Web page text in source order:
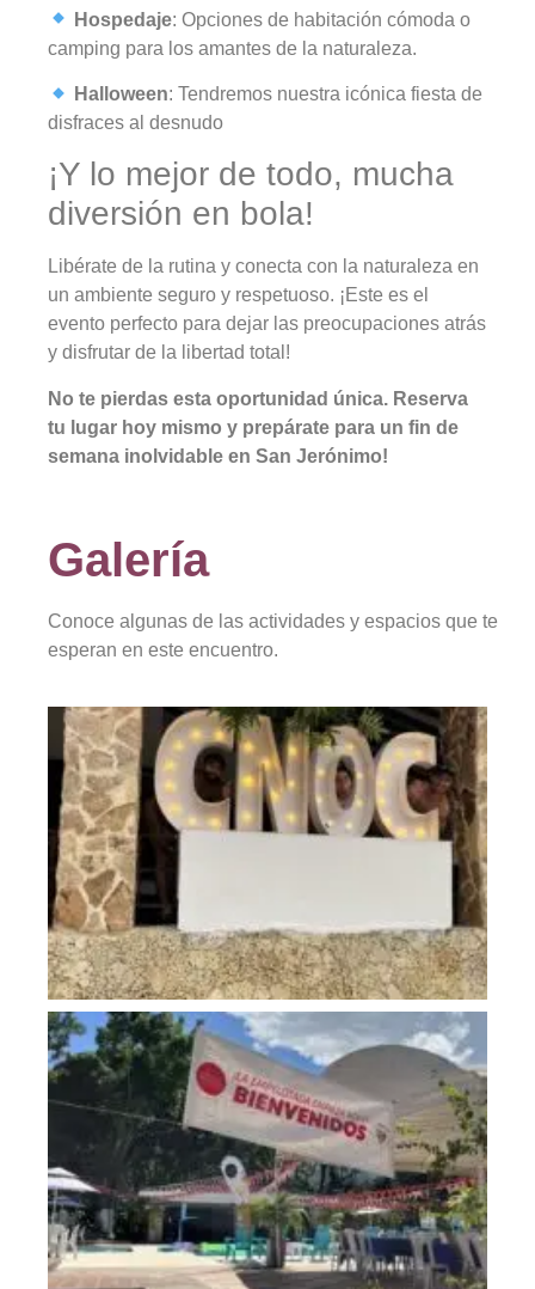
Hospedaje: Opciones de habitación cómoda o
camping para los amantes de la naturaleza.
Halloween: Tendremos nuestra icónica fiesta de
disfraces al desnudo
¡Y lo mejor de todo, mucha
diversión en bola!
Libérate de la rutina y conecta con la naturaleza en
un ambiente seguro y respetuoso. ¡Este es el
evento perfecto para dejar las preocupaciones atrás
y disfrutar de la libertad total!
No te pierdas esta oportunidad única. Reserva
tu lugar hoy mismo y prepárate para un fin de
semana inolvidable en San Jerónimo!
Galería
Conoce algunas de las actividades y espacios que te
esperan en este encuentro.